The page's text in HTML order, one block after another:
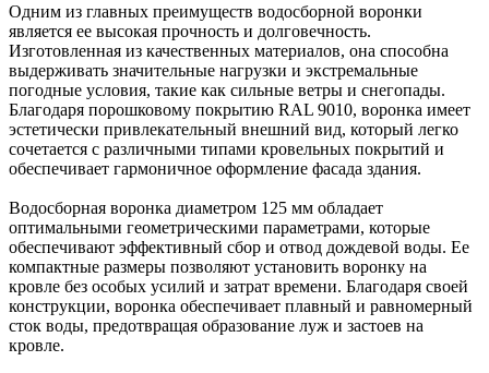
Одним из главных преимуществ водосборной воронки
является ее высокая прочность и долговечность.
Изготовленная из качественных материалов, она способна
выдерживать значительные нагрузки и экстремальные
погодные условия, такие как сильные ветры и снегопады.
Благодаря порошковому покрытию RAL 9010, воронка имеет
эстетически привлекательный внешний вид, который легко
сочетается с различными типами кровельных покрытий и
обеспечивает гармоничное оформление фасада здания.
Водосборная воронка диаметром 125 мм обладает
оптимальными геометрическими параметрами, которые
обеспечивают эффективный сбор и отвод дождевой воды. Ее
компактные размеры позволяют установить воронку на
кровле без особых усилий и затрат времени. Благодаря своей
конструкции, воронка обеспечивает плавный и равномерный
сток воды, предотвращая образование луж и застоев на
кровле.